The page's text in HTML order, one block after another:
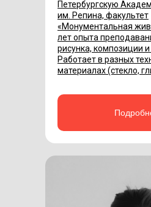
Петербургскую
им. Репина, факультет
«Монументальная
лет опыта
рисунка, композиции и
Работает в разных
материалах (стекло,